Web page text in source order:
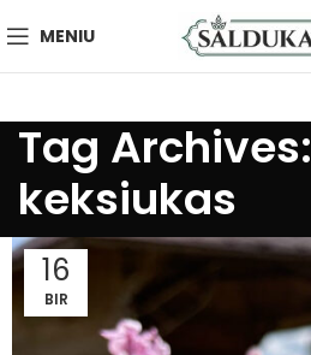
MENIU
Tag Archives:
keksiukas
16
BIR